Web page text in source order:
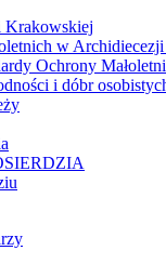
w
Ochrony
i dóbr